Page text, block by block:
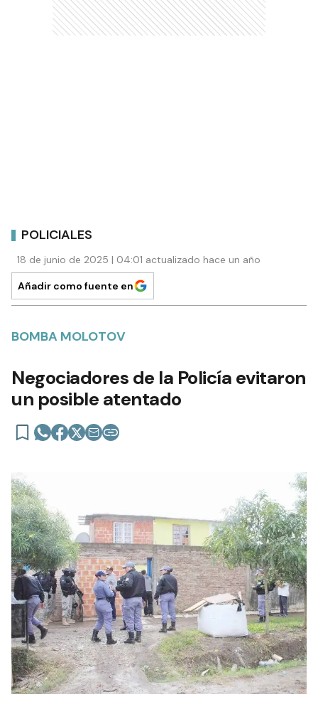
POLICIALES
18 de junio de 2025 | 04:01 actualizado hace un año
Añadir como fuente en
BOMBA MOLOTOV
Negociadores de la Policía evitaron
un posible atentado